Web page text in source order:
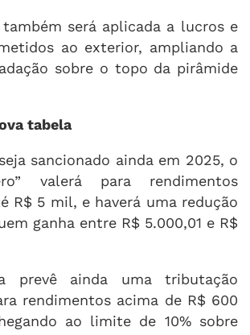
será aplicada a lucros e
ao exterior, ampliando a
sobre o topo da pirâmide
tabela
sancionado ainda em 2025, o
valerá para rendimentos
R$ 5 mil, e haverá uma redução
ganha entre R$ 5.000,01 e R$
prevê ainda uma tributação
rendimentos acima de R$ 600
ao limite de 10% sobre